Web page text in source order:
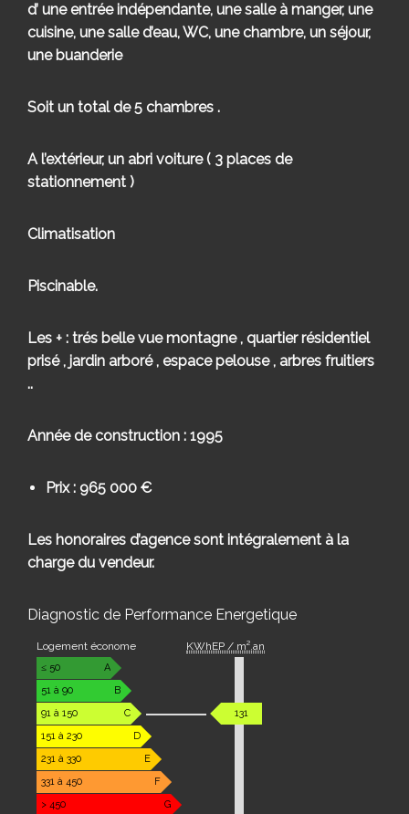
d’ une entrée indépendante, une salle à manger, une
cuisine, une salle d’eau, WC, une chambre, un séjour,
une buanderie
Soit un total de 5 chambres .
A l’extérieur, un abri voiture ( 3 places de
stationnement )
Climatisation
Piscinable.
Les + : trés belle vue montagne , quartier résidentiel
prisé , jardin arboré , espace pelouse , arbres fruitiers
..
Année de construction : 1995
Prix : 965 000 €
Les honoraires d’agence sont intégralement à la
charge du vendeur.
Diagnostic de Performance Energetique
Logement économe KWhEP / m².an
≤ 50
A
51 à 90
B
91 à 150
C
151 à 230
D
231 à 330
E
331 à 450
F
> 450
G
131